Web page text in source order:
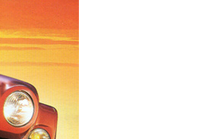
❅
Chileno
Orgulloso de ser
Magallanico
Patagonia Rebelde
Propiedades Poblete